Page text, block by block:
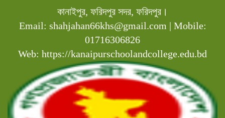
কানাইপুর, ফরিদপুর সদর, ফরিদপুর।
Email: shahjahan66khs@gmail.com | Mobile:
01716306826
Web: https://kanaipurschoolandcollege.edu.bd